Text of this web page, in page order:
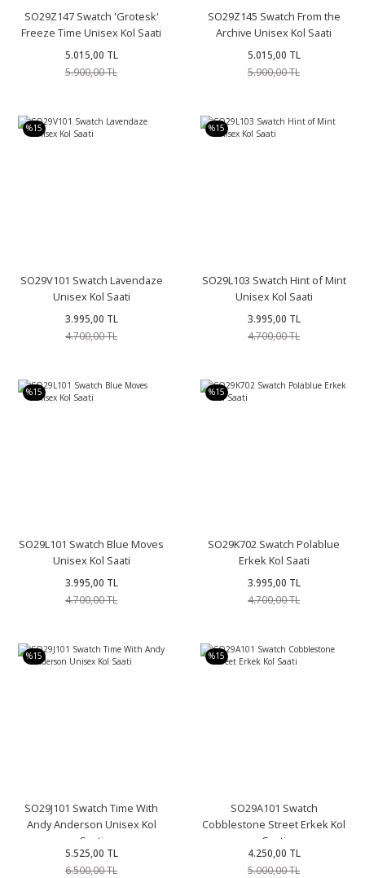
SO29Z147 Swatch 'Grotesk'
Freeze Time Unisex Kol Saati
5.015,00 TL
5.900,00 TL
SO29Z145 Swatch From the
Archive Unisex Kol Saati
5.015,00 TL
5.900,00 TL
%15
SO29V101 Swatch Lavendaze
Unisex Kol Saati
3.995,00 TL
4.700,00 TL
%15
SO29L103 Swatch Hint of Mint
Unisex Kol Saati
3.995,00 TL
4.700,00 TL
%15
SO29L101 Swatch Blue Moves
Unisex Kol Saati
3.995,00 TL
4.700,00 TL
%15
SO29K702 Swatch Polablue
Erkek Kol Saati
3.995,00 TL
4.700,00 TL
%15
SO29J101 Swatch Time With
Andy Anderson Unisex Kol
Saati
5.525,00 TL
6.500,00 TL
%15
SO29A101 Swatch
Cobblestone Street Erkek Kol
Saati
4.250,00 TL
5.000,00 TL